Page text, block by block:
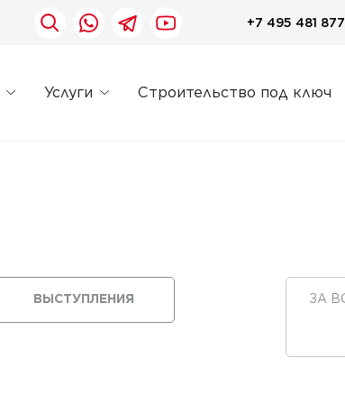
+7 495 481
Услуги Строительство под ключ
ВЫСТУПЛЕНИЯ ЗА